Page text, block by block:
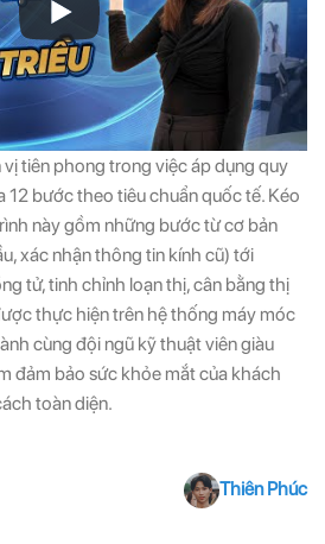
vị tiên phong trong việc áp dụng quy
12 bước theo tiêu chuẩn quốc tế. Kéo
này gồm những bước từ cơ bản
xác nhận thông tin kính cũ) tới
tử, tinh chỉnh loạn thị, cân bằng thị
thực hiện trên hệ thống máy móc
cùng đội ngũ kỹ thuật viên giàu
đảm bảo sức khỏe mắt của khách
toàn diện.
Thiên Phúc